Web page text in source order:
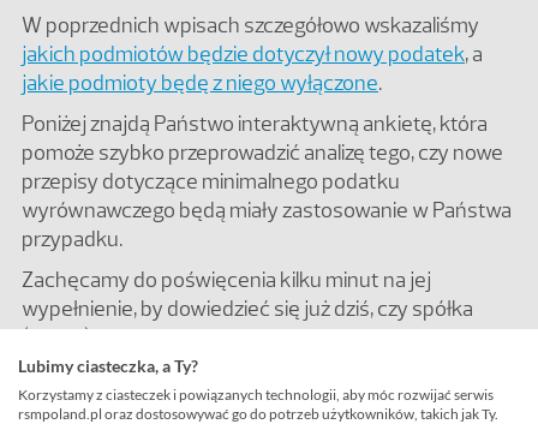
W poprzednich wpisach szczegółowo wskazaliśmy
jakich podmiotów będzie dotyczył nowy podatek, a
jakie podmioty będę z niego wyłączone.
Poniżej znajdą Państwo interaktywną ankietę, która
pomoże szybko przeprowadzić analizę tego, czy nowe
przepisy dotyczące minimalnego podatku
wyrównawczego będą miały zastosowanie w Państwa
przypadku.
Zachęcamy do poświęcenia kilku minut na jej
wypełnienie, by dowiedzieć się już dziś, czy spółka
(spółki) będą zobligowane do zapłaty nowego
podatku.
Proszę zwrócić uwagę, że ankieta nie uwzględnia
Lubimy ciasteczka, a Ty?
Korzystamy z ciasteczek i powiązanych technologii, aby móc rozwijać serwis
rsmpoland.pl oraz dostosowywać go do potrzeb użytkowników, takich jak Ty.